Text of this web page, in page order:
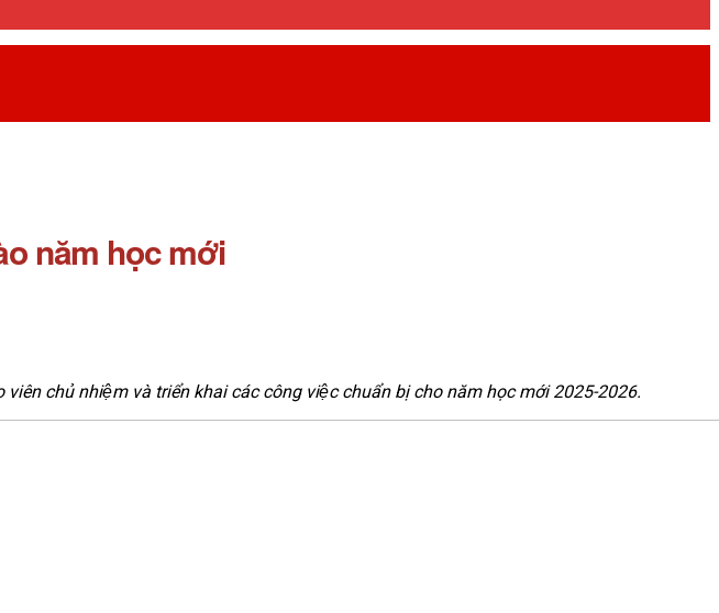
năm học mới
chủ nhiệm và triển khai các công việc chuẩn bị cho năm học mới 2025-2026.